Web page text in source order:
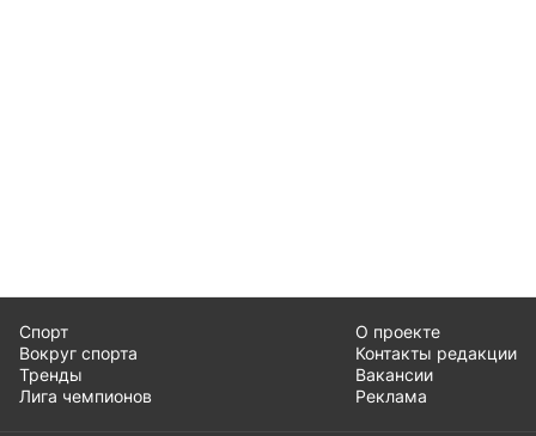
Спорт
Вокруг спорта
Тренды
Лига чемпионов
О проекте
Контакты редакции
Вакансии
Реклама